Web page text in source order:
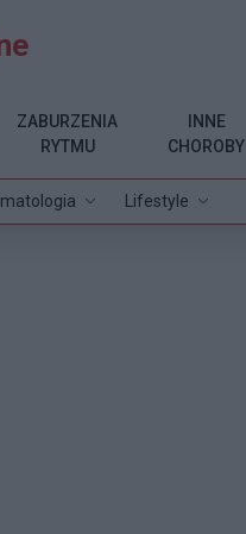
Lifestyle
ZABURZENIA
RYTMU
INNE
CHOROBY